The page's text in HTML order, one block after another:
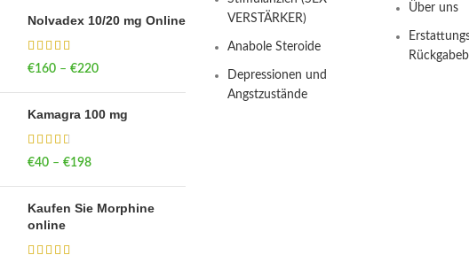
Nolvadex 10/20 mg Online
€160 – €220Price range: €160
Kamagra 100 mg
€40 – €198Price range: €40
Kaufen Sie Morphine
online
VERSTÄRKER)
Anabole Steroide
Depressionen und
Angstzustände
Über uns